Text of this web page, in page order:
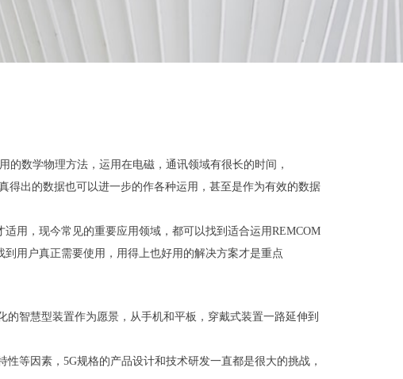
的数学物理方法，运用在电磁，通讯领域有很长的时间，
得出的数据也可以进一步的作各种运用，甚至是作为有效的数据
用，现今常见的重要应用领域，都可以找到适合运用REMCOM
用户真正需要使用，用得上也好用的解决方案才是重点
智慧型装置作为愿景，从手机和平板，穿戴式装置一路延伸到
等因素，5G规格的产品设计和技术研发一直都是很大的挑战，